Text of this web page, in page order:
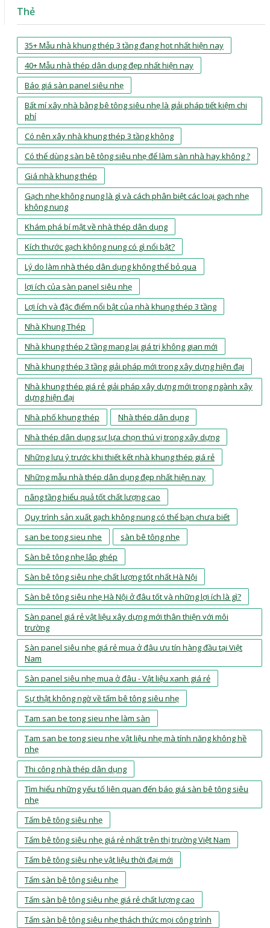
Thẻ
35+ Mẫu nhà khung thép 3 tầng đang hot nhất hiện nay
40+ Mẫu nhà thép dân dụng đẹp nhất hiện nay
Báo giá sàn panel siêu nhẹ
Bất mí xây nhà bằng bê tông siêu nhẹ là giải pháp tiết kiệm chi
phí
Có nên xây nhà khung thép 3 tầng không
Có thể dùng sàn bê tông siêu nhẹ để làm sàn nhà hay không ?
Giá nhà khung thép
Gạch nhẹ không nung là gì và cách phân biệt các loại gạch nhẹ
không nung
Khám phá bí mật về nhà thép dân dụng
Kích thước gạch không nung có gì nổi bật?
Lý do làm nhà thép dân dụng không thể bỏ qua
lợi ích của sàn panel siêu nhẹ
Lợi ích và đặc điểm nổi bật của nhà khung thép 3 tầng
Nhà Khung Thép
Nhà khung thép 2 tầng mang lại giá trị không gian mới
Nhà khung thép 3 tầng giải pháp mới trong xây dựng hiện đại
Nhà khung thép giá rẻ giải pháp xây dựng mới trong ngành xây
dựng hiện đại
Nhà phố khung thép
Nhà thép dân dụng
Nhà thép dân dụng sự lựa chọn thú vị trong xây dựng
Những lưu ý trước khi thiết kết nhà khung thép giá rẻ
Những mẫu nhà thép dân dụng đẹp nhất hiện nay
nâng tầng hiểu quả tốt chất lượng cao
Quy trình sản xuất gạch không nung có thể bạn chưa biết
san be tong sieu nhe
sàn bê tông nhẹ
Sàn bê tông nhẹ lắp ghép
Sàn bê tông siêu nhẹ chất lượng tốt nhất Hà Nội
Sàn bê tông siêu nhẹ Hà Nội ở đâu tốt và những lợi ích là gì?
Sàn panel giá rẻ vật liệu xây dựng mới thân thiện với môi
trường
Sàn panel siêu nhẹ giá rẻ mua ở đâu ưu tín hàng đầu tại Việt
Nam
Sàn panel siêu nhẹ mua ở đâu - Vật liệu xanh giá rẻ
Sự thật không ngờ về tấm bê tông siêu nhẹ
Tam san be tong sieu nhe làm sàn
Tam san be tong sieu nhe vật liệu nhẹ mà tính năng không hề
nhẹ
Thi công nhà thép dân dụng
Tìm hiểu những yếu tố liên quan đến báo giá sàn bê tông siêu
nhẹ
Tấm bê tông siêu nhẹ
Tấm bê tông siêu nhẹ giá rẻ nhất trên thị trường Việt Nam
Tấm bê tông siêu nhẹ vật liệu thời đại mới
Tấm sàn bê tông siêu nhẹ
Tấm sàn bê tông siêu nhẹ giá rẻ chất lượng cao
Tấm sàn bê tông siêu nhẹ thách thức mọi công trình